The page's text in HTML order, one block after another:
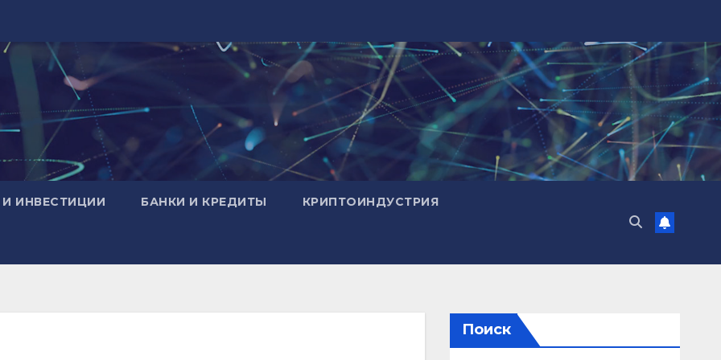
И ИНВЕСТИЦИИ БАНКИ И КРЕДИТЫ КРИПТОИНДУСТРИЯ
Поиск